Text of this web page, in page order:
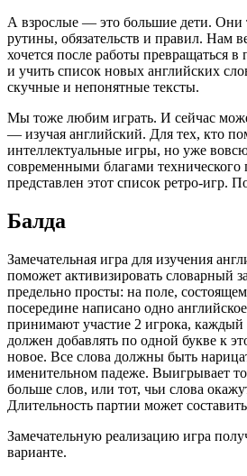
А взрослые — это большие дети. Они
рутины, обязательств и правил. Нам
хочется после работы превращаться
и учить список новых английских
скучные и непонятные тексты.
Мы тоже любим играть. И сейчас
— изучая английский. Для тех, кто
интеллектуальные игры, но уже
современными благами технического
представлен этот список ретро-игр.
Балда
Замечательная игра для изучения
поможет активизировать словарный
предельно просты: на поле,
посередине написано одно
принимают участие 2 игрока, каждый
должен добавлять по одной букве к
новое. Все слова должны быть
именительном падеже. Выигрывает
больше слов, или тот, чьи слова
Длительность партии может
Замечательную реализацию игра
варианте.